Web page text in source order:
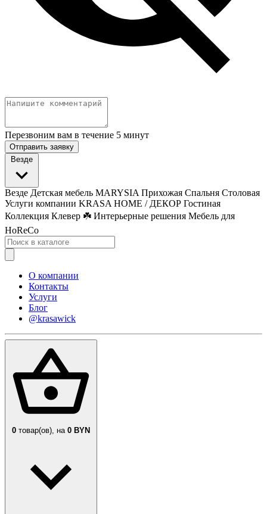
Перезвоним вам в течение 5 минут
Отправить заявку
Везде
Везде Детская мебель MARYSIA Прихожая Спальня Столовая
Услуги компании KRASA HOME / ДЕКОР Гостиная
Коллекция Клевер ☘️ Интерьерные решения Мебель для
HoReCo
О компании
Контакты
Услуги
Блог
@krasawick
0 товар(ов), на 0 BYN